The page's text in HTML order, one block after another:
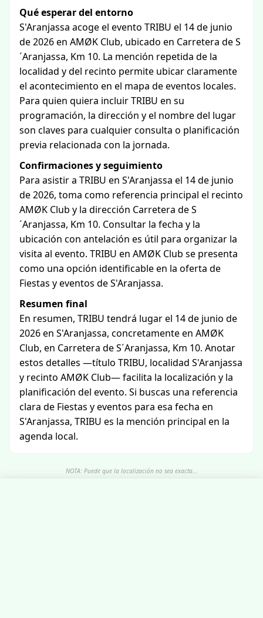
Qué esperar del entorno
S'Aranjassa acoge el evento TRIBU el 14 de junio
de 2026 en AMØK Club, ubicado en Carretera de S
´Aranjassa, Km 10. La mención repetida de la
localidad y del recinto permite ubicar claramente
el acontecimiento en el mapa de eventos locales.
Para quien quiera incluir TRIBU en su
programación, la dirección y el nombre del lugar
son claves para cualquier consulta o planificación
previa relacionada con la jornada.
Confirmaciones y seguimiento
Para asistir a TRIBU en S'Aranjassa el 14 de junio
de 2026, toma como referencia principal el recinto
AMØK Club y la dirección Carretera de S
´Aranjassa, Km 10. Consultar la fecha y la
ubicación con antelación es útil para organizar la
visita al evento. TRIBU en AMØK Club se presenta
como una opción identificable en la oferta de
Fiestas y eventos de S'Aranjassa.
Resumen final
En resumen, TRIBU tendrá lugar el 14 de junio de
2026 en S'Aranjassa, concretamente en AMØK
Club, en Carretera de S´Aranjassa, Km 10. Anotar
estos detalles —título TRIBU, localidad S'Aranjassa
y recinto AMØK Club— facilita la localización y la
planificación del evento. Si buscas una referencia
clara de Fiestas y eventos para esa fecha en
S'Aranjassa, TRIBU es la mención principal en la
agenda local.
NOTA: Puede que la localización no sea exacta...